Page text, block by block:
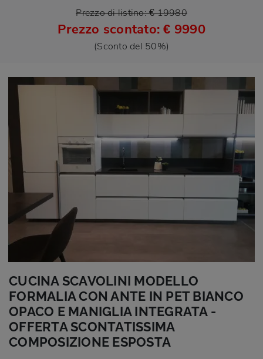
Prezzo di listino: € 19980
Prezzo scontato: € 9990
(Sconto del 50%)
CUCINA SCAVOLINI MODELLO
FORMALIA CON ANTE IN PET BIANCO
OPACO E MANIGLIA INTEGRATA -
OFFERTA SCONTATISSIMA
COMPOSIZIONE ESPOSTA